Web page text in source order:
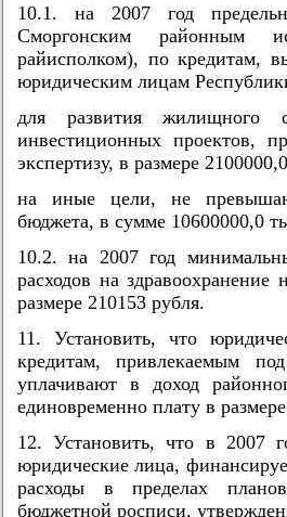
10.1. на 2007 год
Сморгонским районным
райисполком), по кредитам,
юридическим лицам
для развития жилищного
инвестиционных проектов,
экспертизу, в размере
на иные цели, не
бюджета, в сумме 10600000,0
10.2. на 2007 год
расходов на
размере 210153 рубля.
11. Установить, что
кредитам, привлекаемым
уплачивают в доход
единовременно плату в
12. Установить, что в 2007
юридические лица,
расходы в пределах
бюджетной росписи,